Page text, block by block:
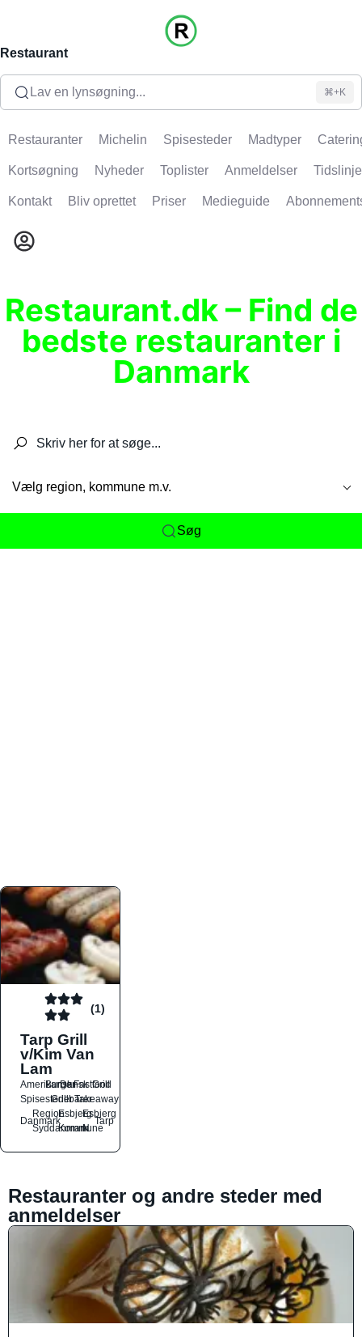
Restaurant
Lav en lynsøgning... ⌘+K
Restauranter Michelin Spisesteder Madtyper
Kortsøgning Nyheder Toplister Anmeldelser Tidslinje
Kontakt Bliv oprettet Priser Medieguide
Restaurant.dk – Find de
bedste restauranter i
Danmark
Vælg region, kommune m.v.
Søg
(1)
Tarp Grill
v/Kim Van
Lam
Amerikansk
BurgerDanskFastfood
Grill
SpisestederGrillbarerTakeaway
Danmark
Region
Syddanmark
Esbjerg
Kommune
Esbjerg
N
Tarp
Restauranter og andre steder med
anmeldelser